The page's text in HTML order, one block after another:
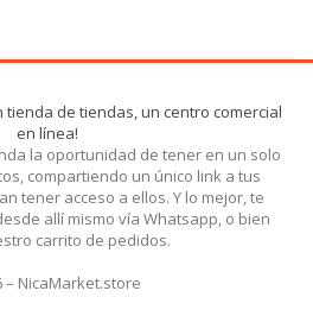
tienda de tiendas, un centro comercial
en línea!
la oportunidad de tener en un solo
compartiendo un único link a tus
tener acceso a ellos. Y lo mejor, te
allí mismo vía Whatsapp, o bien
carrito de pedidos.
– NicaMarket.store